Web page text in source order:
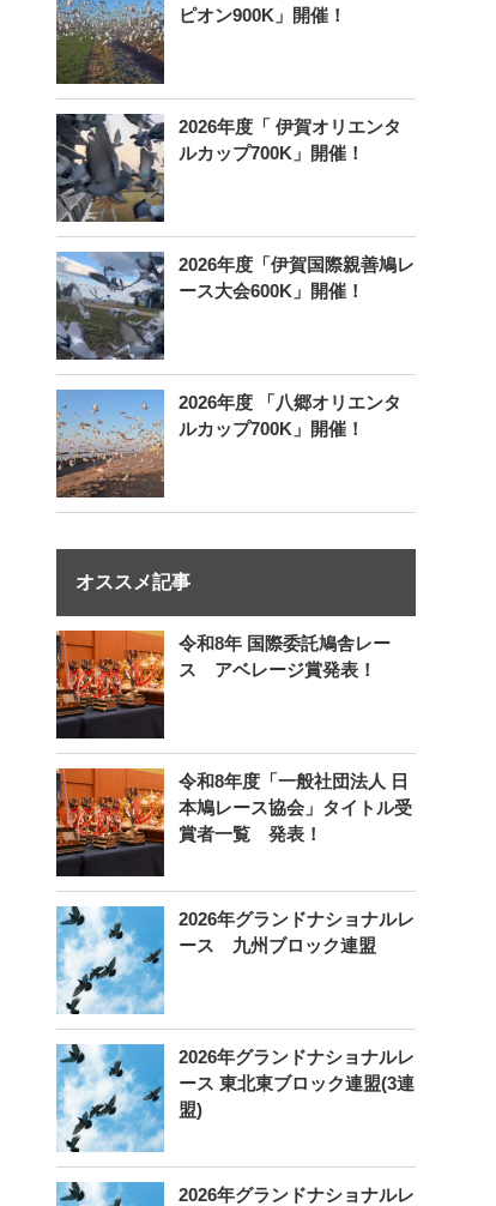
ピオン900K」開催！
2026年度「 伊賀オリエンタ
ルカップ700K」開催！
2026年度「伊賀国際親善鳩レ
ース大会600K」開催！
2026年度 「八郷オリエンタ
ルカップ700K」開催！
オススメ記事
令和8年 国際委託鳩舎レー
ス アベレージ賞発表！
令和8年度「一般社団法人 日
本鳩レース協会」タイトル受
賞者一覧 発表！
2026年グランドナショナルレ
ース 九州ブロック連盟
2026年グランドナショナルレ
ース 東北東ブロック連盟(3連
盟)
2026年グランドナショナルレ